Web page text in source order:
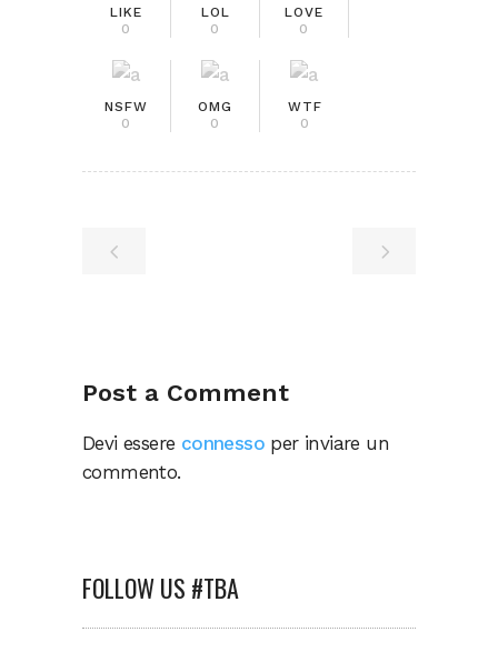
LIKE
0
LOL
0
LOVE
0
NSFW
0
OMG
0
WTF
0
Post a Comment
Devi essere connesso per inviare un
commento.
FOLLOW US #TBA